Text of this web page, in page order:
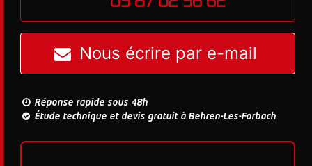
Nous écrire par e-mail
Réponse rapide sous 48h
Étude technique et devis gratuit à Behren-Les-Forbach